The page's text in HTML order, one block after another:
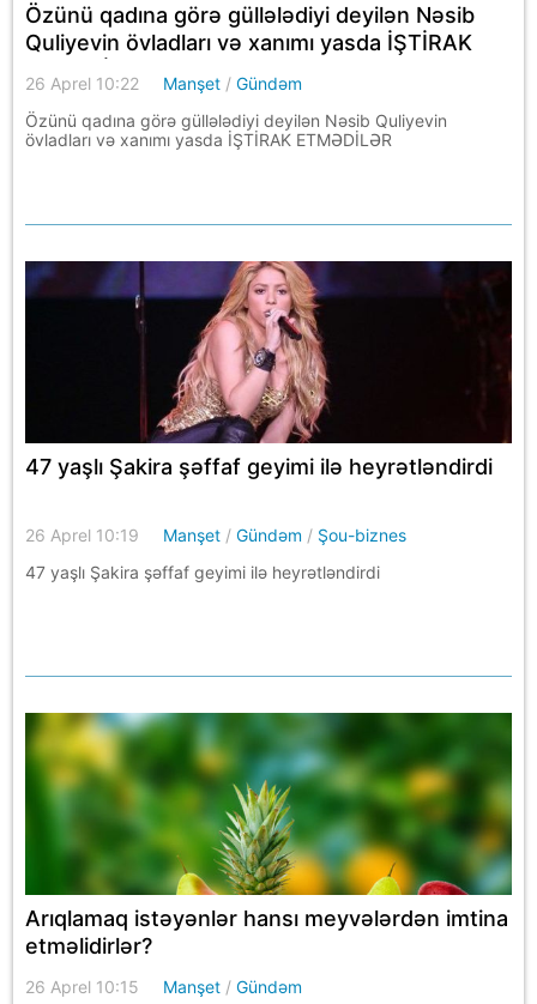
Özünü qadına görə güllələdiyi deyilən Nəsib
Quliyevin övladları və xanımı yasda İŞTİRAK
26 Aprel 10:22 Manşet /Gündəm
Özünü qadına görə güllələdiyi deyilən Nəsib Quliyevin
övladları və xanımı yasda İŞTİRAK ETMƏDİLƏR
47 yaşlı Şakira şəffaf geyimi ilə heyrətləndirdi
26 Aprel 10:19 Manşet /Gündəm / Şou-biznes
47 yaşlı Şakira şəffaf geyimi ilə heyrətləndirdi
Arıqlamaq istəyənlər hansı meyvələrdən imtina
etməlidirlər?
26 Aprel 10:15 Manşet /Gündəm